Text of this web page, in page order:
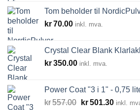
kr311.25.
Tom beholder til
kr70.00 inkl. mva.
Crystal Clear Blank
kr350.00 inkl. mva.
Power Coat "3 i 1" - 0,75
kr557.00 Opprinnelig
kr501.30 inkl.